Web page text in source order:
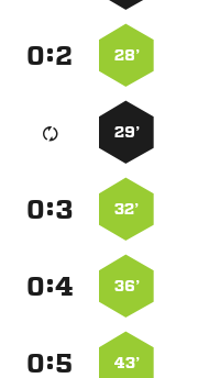
28’
:
29’
32’
:
36’
:
43’
: